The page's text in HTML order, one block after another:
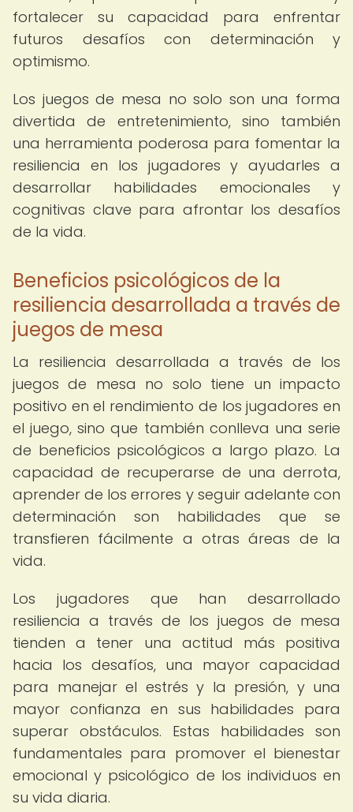
fortalecer su capacidad para enfrentar
futuros desafíos con determinación y
optimismo.
Los juegos de mesa no solo son una forma
divertida de entretenimiento, sino también
una herramienta poderosa para fomentar la
resiliencia en los jugadores y ayudarles a
desarrollar habilidades emocionales y
cognitivas clave para afrontar los desafíos
de la vida.
Beneficios psicológicos de la
resiliencia desarrollada a través de
juegos de mesa
La resiliencia desarrollada a través de los
juegos de mesa no solo tiene un impacto
positivo en el rendimiento de los jugadores en
el juego, sino que también conlleva una serie
de beneficios psicológicos a largo plazo. La
capacidad de recuperarse de una derrota,
aprender de los errores y seguir adelante con
determinación son habilidades que se
transfieren fácilmente a otras áreas de la
vida.
Los jugadores que han desarrollado
resiliencia a través de los juegos de mesa
tienden a tener una actitud más positiva
hacia los desafíos, una mayor capacidad
para manejar el estrés y la presión, y una
mayor confianza en sus habilidades para
superar obstáculos. Estas habilidades son
fundamentales para promover el bienestar
emocional y psicológico de los individuos en
su vida diaria.